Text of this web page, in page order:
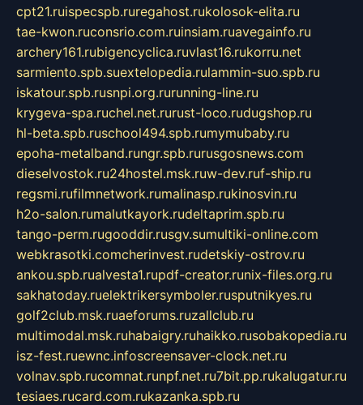
cpt21.ruispecspb.ruregahost.rukolosok-elita.ru
tae-kwon.ruconsrio.com.ruinsiam.ruavegainfo.ru
archery161.rubigencyclica.ruvlast16.rukorru.net
sarmiento.spb.suextelopedia.rulammin-suo.spb.ru
iskatour.spb.rusnpi.org.rurunning-line.ru
krygeva-spa.ruchel.net.rurust-loco.rudugshop.ru
hl-beta.spb.ruschool494.spb.rumymubaby.ru
epoha-metalband.rungr.spb.rurusgosnews.com
dieselvostok.ru24hostel.msk.ruw-dev.ruf-ship.ru
regsmi.rufilmnetwork.rumalinasp.rukinosvin.ru
h2o-salon.rumalutkayork.rudeltaprim.spb.ru
tango-perm.rugooddir.rusgv.sumultiki-online.com
webkrasotki.comcherinvest.rudetskiy-ostrov.ru
ankou.spb.rualvesta1.rupdf-creator.runix-files.org.ru
sakhatoday.ruelektrikersymboler.rusputnikyes.ru
golf2club.msk.ruaeforums.ruzallclub.ru
multimodal.msk.ruhabaigry.ruhaikko.rusobakopedia.ru
isz-fest.ruewnc.infoscreensaver-clock.net.ru
volnav.spb.rucomnat.runpf.net.ru7bit.pp.rukalugatur.ru
tesiaes.rucard.com.rukazanka.spb.ru